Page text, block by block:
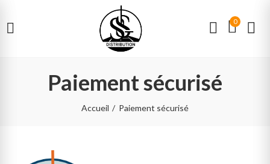
0
Paiement sécurisé
Accueil Paiement sécurisé